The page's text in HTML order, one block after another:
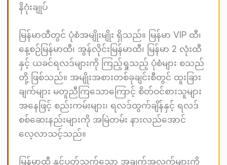
နိဂုံးချုပ်
မြန်မာထီတွင် ပုံစံအမျိုးမျိုး ရှိသည်။ မြန်မာ VIP ထီ၊
နေ့စဉ်မြန်မာထီ၊ အွန်လိုင်းမြန်မာထီ၊ မြန်မာ 2 လုံးထီ
နှင့် ယခင်ရလဒ်များကို ကြည့်ရှုသည့် ပုံစံများ စသည်
တို့ ဖြစ်သည်။ အမျိုးအစားတစ်ခုချင်းစီတွင် ထူးခြား
ချက်များ မတူညီကြသောကြောင့် စိတ်ဝင်စားသူများ
အနေဖြင့် စည်းကမ်းများ၊ ရလဒ်ထွက်ချိန်နှင့် ရလဒ်
စစ်ဆေးနည်းများကို အမြဲတမ်း နားလည်အောင်
လေ့လာသင့်သည်။
မြန်မာထီ နှင့်ပတ်သက်သော အချက်အလက်များကို